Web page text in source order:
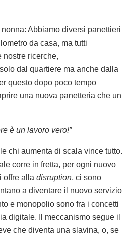
Abbiamo diversi panettieri
da casa, ma tutti
nostre ricerche,
dal quartiere ma anche dalla
questo dopo poco tempo
una nuova panetteria che un
è un lavoro vero!”
chi aumenta di scala vince tutto.
corre in fretta, per ogni nuovo
offre alla disruption, ci sono
a diventare il nuovo servizio
e monopolio sono fra i concetti
digitale. Il meccanismo segue il
che diventa una slavina, o, se